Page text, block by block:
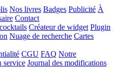
Nos livres Badges Publicité À
Contact
Créateur de widget Plugin
Nuage de recherche Cartes
CGU FAQ Notre
service Journal des modifications